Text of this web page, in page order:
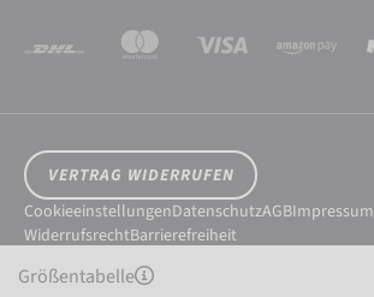
Größentabelle
VERTRAG WIDERRUFEN
CookieeinstellungenDatenschutzAGBImpressum
WiderrufsrechtBarrierefreiheit
© 2026 Reusch International SpA - AG